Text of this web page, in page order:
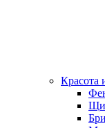
Красота